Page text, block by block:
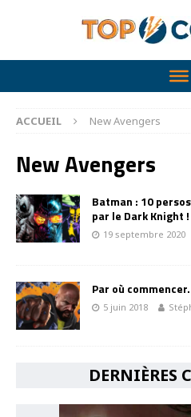
ACCUEIL New Avengers
New Avengers
Batman : 10
par le Dark Knight !
19 septembre 2020
Par où
5 juin 2018
DERNIÈRES